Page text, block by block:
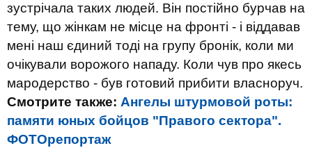
зустрічала таких людей. Він постійно бурчав на
тему, що жінкам не місце на фронті - і віддавав
мені наш єдиний тоді на групу бронік, коли ми
очікували ворожого нападу. Коли чув про якесь
мародерство - був готовий прибити власноруч.
Смотрите также: Ангелы штурмовой роты:
памяти юных бойцов "Правого сектора".
ФОТОрепортаж